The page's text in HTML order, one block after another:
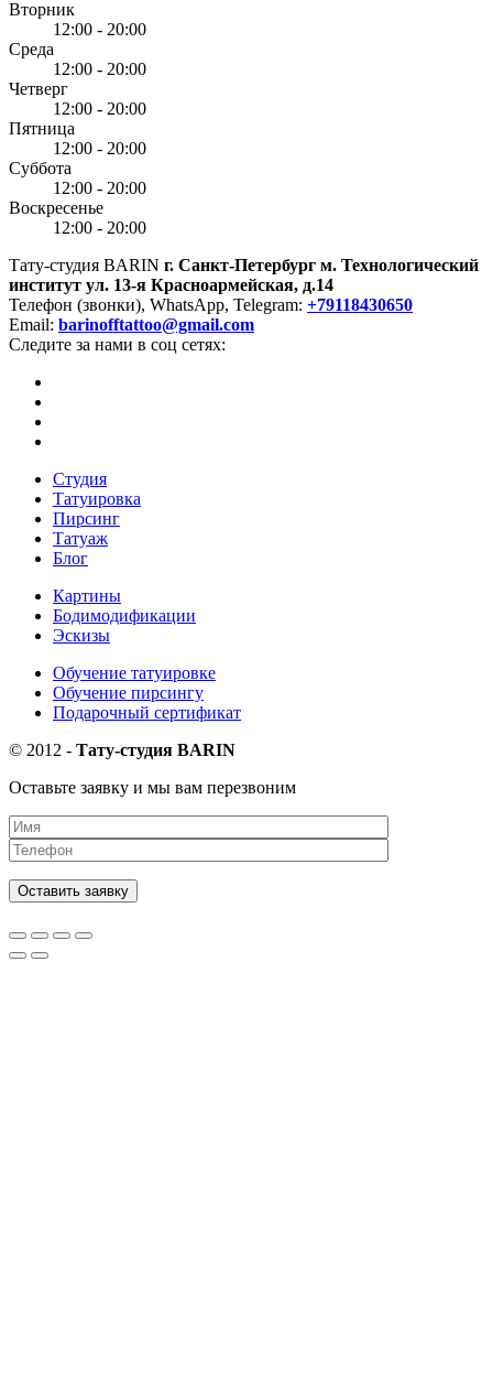
Вторник
12:00 - 20:00
Среда
12:00 - 20:00
Четверг
12:00 - 20:00
Пятница
12:00 - 20:00
Суббота
12:00 - 20:00
Воскресенье
12:00 - 20:00
Тату-студия BARIN г. Санкт-Петербург м. Технологический
институт ул. 13-я Красноармейская, д.14
Телефон (звонки), WhatsApp, Telegram: +79118430650
Email: barinofftattoo@gmail.com
Следите за нами в соц сетях:
Студия
Татуировка
Пирсинг
Татуаж
Блог
Картины
Бодимодификации
Эскизы
Обучение татуировке
Обучение пирсингу
Подарочный сертификат
© 2012 - Тату-студия BARIN
Оставьте заявку и мы вам перезвоним
Оставить заявку